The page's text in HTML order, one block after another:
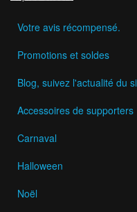
Votre avis récompensé.
Promotions et soldes
Blog, suivez l'actualité du
Accessoires de supporters
Carnaval
Halloween
Noël